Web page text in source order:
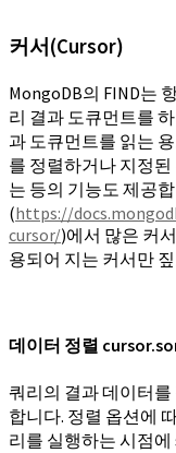
커서(Cursor)
MongoDB의 FIND는
리 결과 도큐먼트를
과 도큐먼트를 읽는
를 정렬하거나 지정
는 등의 기능도 제공
(https://
cursor/)에서 많은 커
용되어 지는 커서만
데이터 정렬
쿼리의 결과 데이터
합니다. 정렬 옵션에
리를 실행하는 시점